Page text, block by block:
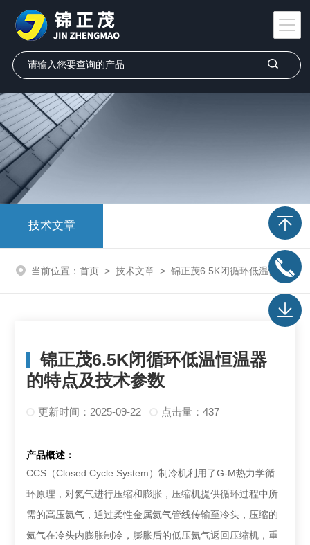
技术文章
当前位置： 首页 > 技术文章 > 锦正茂6.5K闭循环低温恒温器的特点及技术参数
锦正茂6.5K闭循环低温恒温器
的特点及技术参数
更新时间：2025-09-22 点击量：437
产品概述：
CCS（Closed Cycle System）制冷机利用了G-M热力学循
环原理，对氦气进行压缩和膨胀，压缩机提供循环过程中所
需的高压氦气，通过柔性金属氦气管线传输至冷头，压缩的
氦气在冷头内膨胀制冷，膨胀后的低压氦气返回压缩机，重